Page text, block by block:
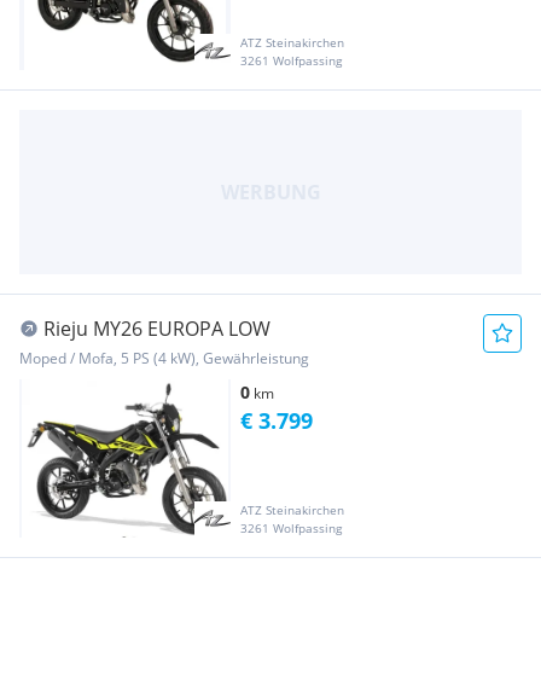
ATZ Steinakirchen
3261 Wolfpassing
Rieju MY26 EUROPA LOW
Moped / Mofa, 5 PS (4 kW), Gewährleistung
0 km
ATZ Steinakirchen
3261 Wolfpassing
€ 3.799